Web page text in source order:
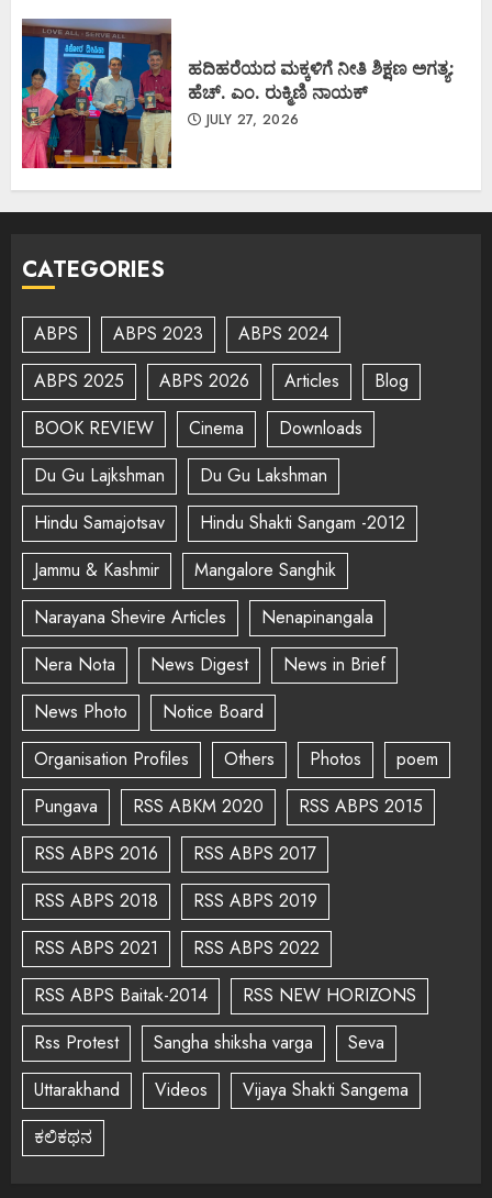
ಹದಿಹರೆಯದ ಮಕ್ಕಳಿಗೆ ನೀತಿ ಶಿಕ್ಷಣ ಅಗತ್ಯ:
ಹೆಚ್. ಎಂ. ರುಕ್ಮಿಣಿ ನಾಯಕ್
JULY 27, 2026
CATEGORIES
ABPS ABPS 2023
ABPS 2024
ABPS 2025
ABPS 2026 Articles
Blog
BOOK REVIEW
Cinema
Downloads
Du Gu Lajkshman
Du Gu Lakshman
Hindu Samajotsav
Hindu Shakti Sangam -2012
Jammu & Kashmir
Mangalore Sanghik
Narayana Shevire Articles
Nenapinangala
Nera Nota
News Digest
News in Brief
News Photo
Notice Board
Organisation Profiles
Others Photos
poem
Pungava
RSS ABKM 2020
RSS ABPS 2015
RSS ABPS 2016
RSS ABPS 2017
RSS ABPS 2018
RSS ABPS 2019
RSS ABPS 2021
RSS ABPS 2022
RSS ABPS Baitak-2014
RSS NEW HORIZONS
Rss Protest
Sangha shiksha varga
Seva
Uttarakhand
Videos
Vijaya Shakti Sangema
ಕಲಿಕಥನ